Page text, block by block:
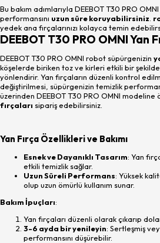
Bu bakım adımlarıyla DEEBOT T30 PRO
performansını uzun süre koruyabilirsiniz
yedek ana fırçalarınızı kolayca temin
DEEBOT T30 PRO OMNI Yan
DEEBOT T30 PRO OMNI robot süpürgenizin
köşelerde biriken toz ve kirleri etkili bir
yönlendirir. Yan fırçaların düzenli kontrol
değiştirilmesi, süpürgenizin temizlik
üzerinden DEEBOT T30 PRO OMNI modeline
fırçaları sipariş edebilirsiniz.
Yan Fırça Özellikleri ve Bakımı
Esnek ve Dayanıklı Tasarım: Yan
etkili temizlik sağlar.
Uzun Süreli Performans: Yüksek
olup uzun ömürlü kullanım sunar.
Bakım İpuçları:
Yan fırçaları düzenli olarak çıkarıp
3-6 ayda bir yenileyin: Sertleşmiş
performansını düşürebilir.